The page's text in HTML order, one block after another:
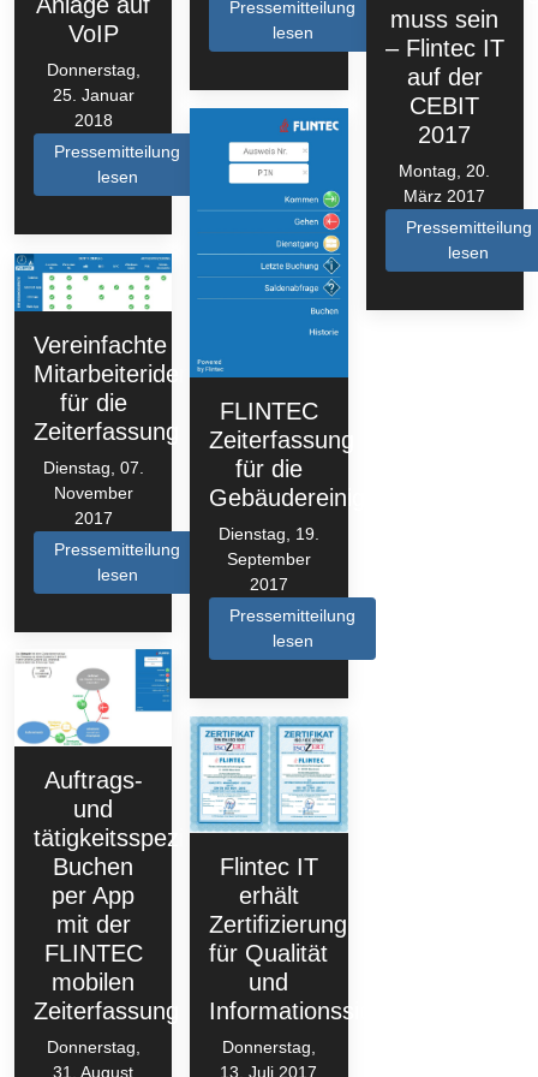
VoIP
Donnerstag,
25. Januar
2018
Pressemitteilung
lesen
Pressemitteilung
lesen
Vereinfachte
Mitarbeiteridentifizierung
für die
Zeiterfassung
Dienstag, 07.
November
2017
Pressemitteilung
lesen
FLINTEC
Zeiterfassung
für die
Gebäudereinigung
Dienstag, 19.
September
2017
Pressemitteilung
lesen
Auftrags-
und
tätigkeitsspezifisches
Buchen
per App
mit der
FLINTEC
mobilen
Zeiterfassung
Donnerstag,
31. August
Flintec IT
erhält
Zertifizierung
für Qualität
und
Informationssicherheit
Donnerstag,
13. Juli 2017
muss sein
– Flintec IT
auf der
CEBIT
2017
Montag, 20.
März 2017
Pressemitteilung
lesen